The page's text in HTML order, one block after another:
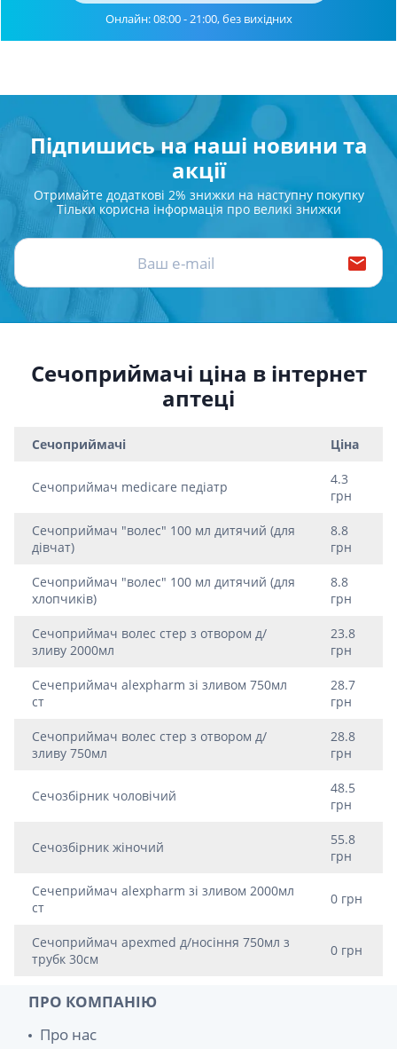
Онлайн: 08:00 - 21:00, без вихідних
Підпишись на наші новини та
акції
Отримайте додаткові 2% знижки на наступну покупку
Тільки корисна інформація про великі знижки
Сечоприймачі ціна в інтернет
аптеці
Сечоприймачі Ціна
Сечоприймач medicare педiатр
4.3
грн
Сечоприймач "волес" 100 мл дитячий (для
дiвчат)
8.8
грн
Сечоприймач "волес" 100 мл дитячий (для
хлопчикiв)
8.8
грн
Сечоприймач волес стер з отвором д/
зливу 2000мл
23.8
грн
Сечеприймач alexpharm зi зливом 750мл
ст
28.7
грн
Сечоприймач волес стер з отвором д/
зливу 750мл
28.8
грн
Сечозбiрник чоловiчий
48.5
грн
Сечозбiрник жiночий
55.8
грн
Сечеприймач alexpharm зі зливом 2000мл
ст
0 грн
Сечоприймач apexmed д/носiння 750мл з
трубк 30см
0 грн
ПРО КОМПАНІЮ
Про нас